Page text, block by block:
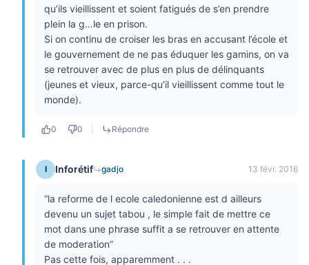
qu’ils vieillissent et soient fatigués de s’en prendre
plein la g…le en prison.
Si on continu de croiser les bras en accusant l’école et
le gouvernement de ne pas éduquer les gamins, on va
se retrouver avec de plus en plus de délinquants
(jeunes et vieux, parce-qu’il vieillissent comme tout le
monde).
0 0 Répondre
I Inforétif gadjo 13 févr. 2016
“la reforme de l ecole caledonienne est d ailleurs
devenu un sujet tabou , le simple fait de mettre ce
mot dans une phrase suffit a se retrouver en attente
de moderation”
Pas cette fois, apparemment . . .